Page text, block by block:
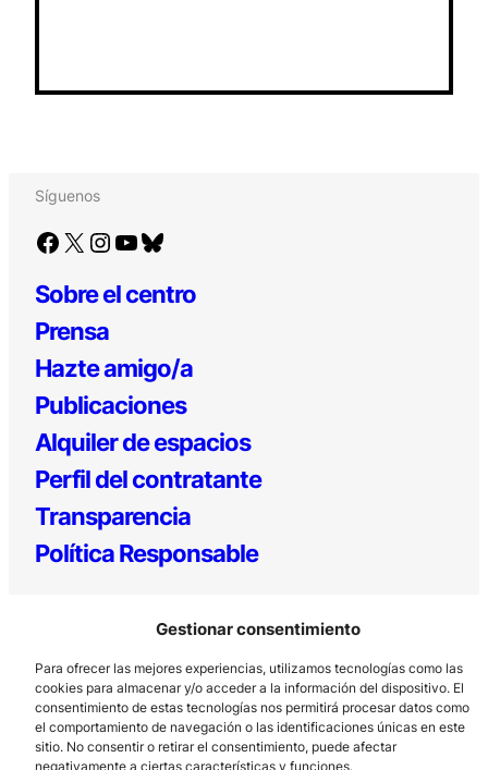
Gestionar consentimiento
Para ofrecer las mejores experiencias, utilizamos tecnologías como las
cookies para almacenar y/o acceder a la información del dispositivo. El
consentimiento de estas tecnologías nos permitirá procesar datos como
el comportamiento de navegación o las identificaciones únicas en este
sitio. No consentir o retirar el consentimiento, puede afectar
negativamente a ciertas características y funciones.
Síguenos
Facebook X Instagram YouTube Bluesky
Sobre el centro
Prensa
Hazte amigo/a
Publicaciones
Alquiler de espacios
Perfil del contratante
Transparencia
Política Responsable
Los Prados, 121 – 33203 Gijón